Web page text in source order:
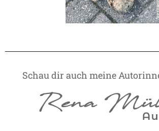
Schau dir auch meine